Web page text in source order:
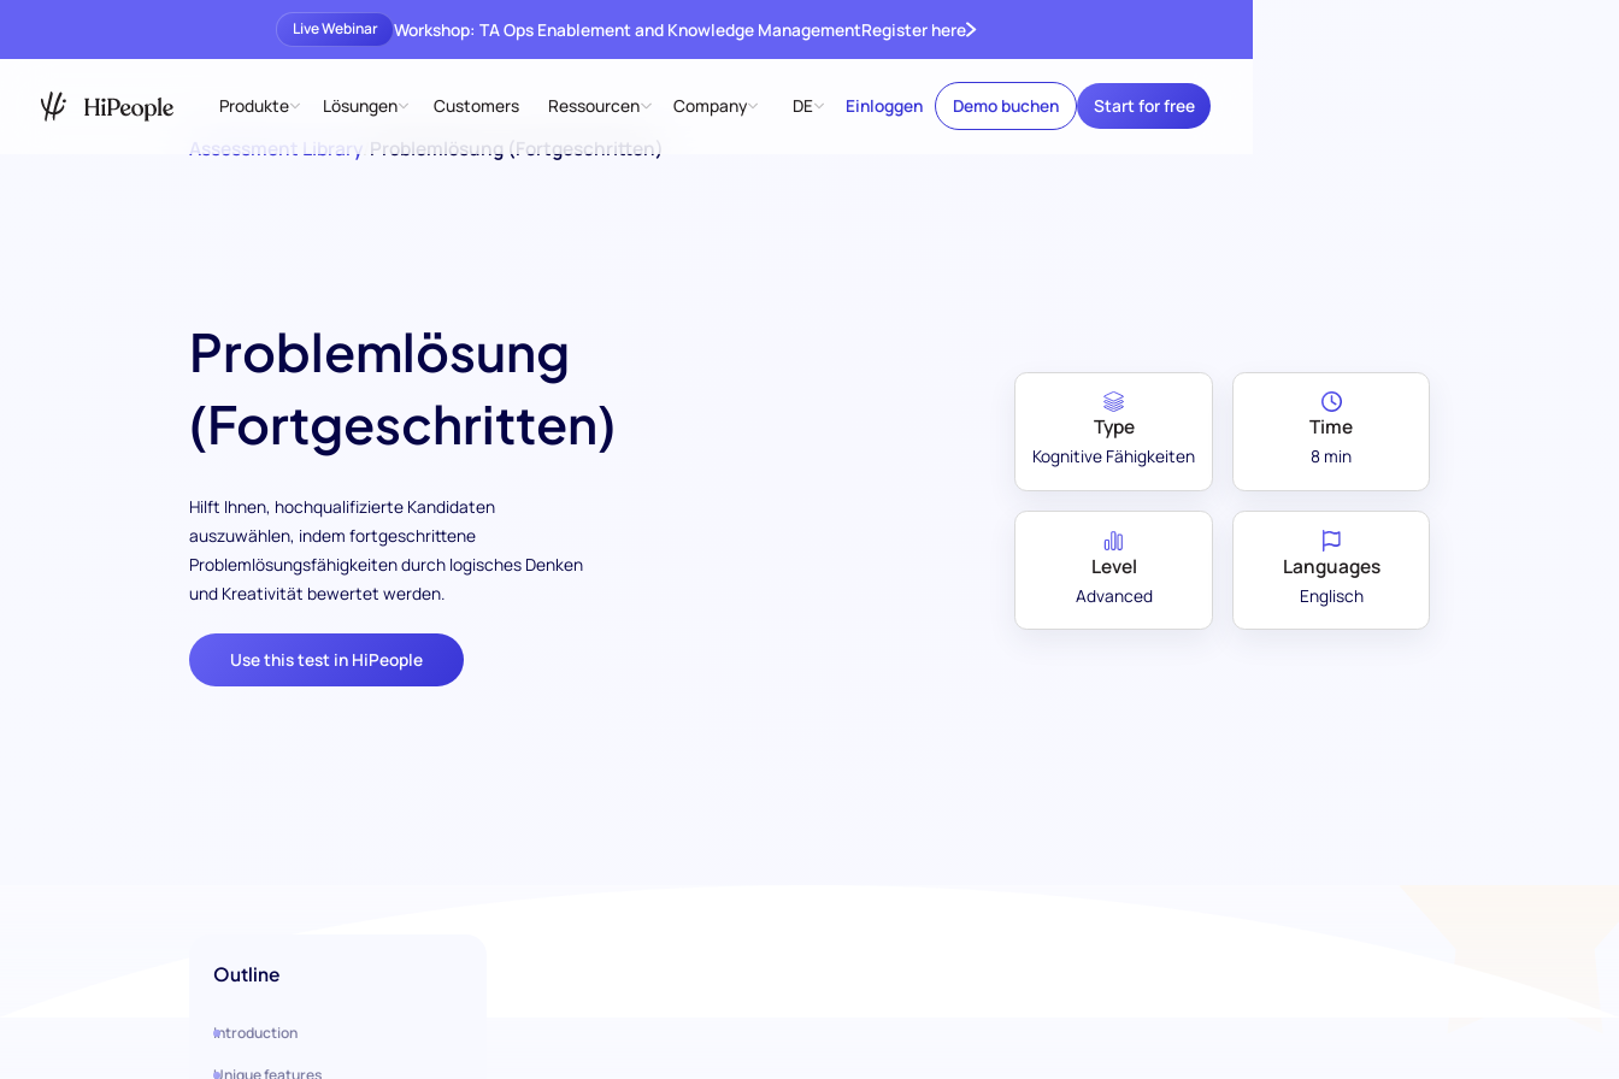
Live Webinar Workshop: TA Ops Enablement and Knowledge ManagementRegister here
Produkte Lösungen Customers Ressourcen Company DE Einloggen Demo buchen Start for free
Assessment Library Problemlösung (Fortgeschritten)
Problemlösung
(Fortgeschritten)
Hilft Ihnen, hochqualifizierte Kandidaten
auszuwählen, indem fortgeschrittene
Problemlösungsfähigkeiten durch logisches Denken
und Kreativität bewertet werden.
Use this test in HiPeople
Type
Kognitive Fähigkeiten
Time
8 min
Level
Advanced
Languages
Englisch
Outline
Introduction